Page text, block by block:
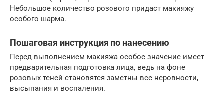
Небольшое количество розового придаст макияжу
особого шарма.
Пошаговая инструкция по нанесению
Перед выполнением макияжа особое значение имеет
предварительная подготовка лица, ведь на фоне
розовых теней становятся заметны все неровности,
высыпания и воспаления.